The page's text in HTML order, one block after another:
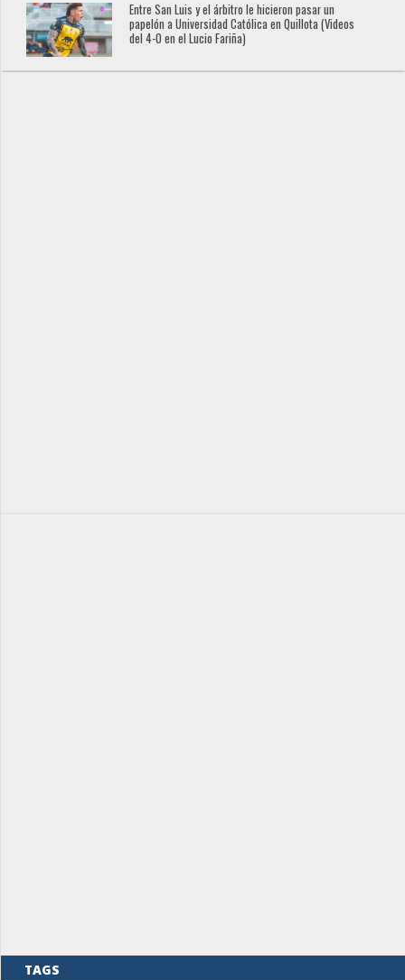
Entre San Luis y el árbitro le hicieron pasar un
papelón a Universidad Católica en Quillota (Videos
del 4-0 en el Lucio Fariña)
TAGS